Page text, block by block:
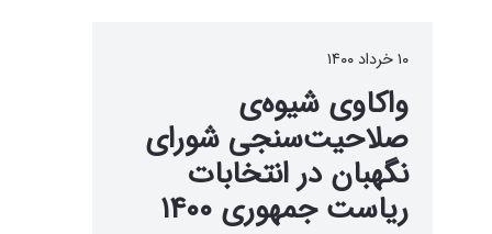
۱۰ خرداد ۱۴۰۰
واکاوی شیوه‌ی
صلاحیت‌سنجی شورای
نگهبان در انتخابات
ریاست جمهوری ۱۴۰۰